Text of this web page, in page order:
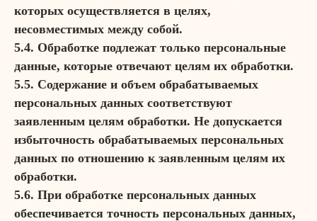
которых осуществляется в целях,
несовместимых между собой.
5.4. Обработке подлежат только персональные
данные, которые отвечают целям их обработки.
5.5. Содержание и объем обрабатываемых
персональных данных соответствуют
заявленным целям обработки. Не допускается
избыточность обрабатываемых персональных
данных по отношению к заявленным целям их
обработки.
5.6. При обработке персональных данных
обеспечивается точность персональных данных,